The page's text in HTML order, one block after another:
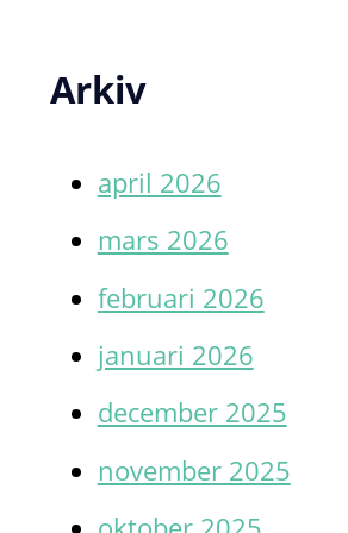
Arkiv
april 2026
mars 2026
februari 2026
januari 2026
december 2025
november 2025